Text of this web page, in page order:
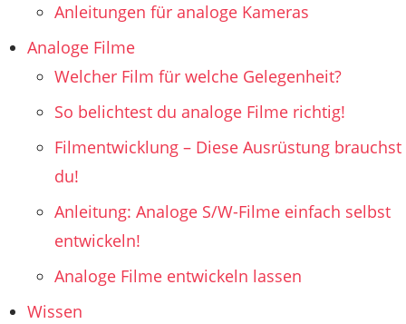
Anleitungen für analoge Kameras
Analoge Filme
Welcher Film für welche Gelegenheit?
So belichtest du analoge Filme richtig!
Filmentwicklung – Diese Ausrüstung brauchst
du!
Anleitung: Analoge S/W-Filme einfach selbst
entwickeln!
Analoge Filme entwickeln lassen
Wissen